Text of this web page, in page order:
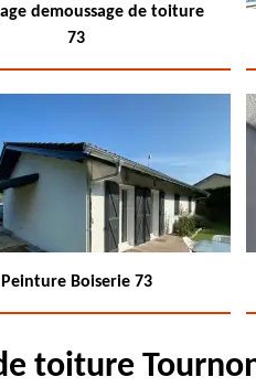
demoussage de toiture
73
Peinture Boiserie 73
toiture